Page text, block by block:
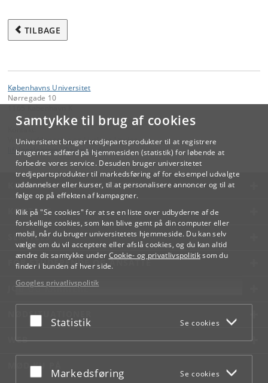
Samtykke til brug af cookies
Universitetet bruger tredjepartsprodukter til at registrere
brugernes adfærd på hjemmesiden (statistik) for løbende at
forbedre vores service. Desuden bruger universitetet
tredjepartsprodukter til markedsføring af for eksempel udvalgte
uddannelser eller kurser, til at personalisere annoncer og til at
følge op på effekten af kampagner.
Klik på "Se cookies" for at se en liste over udbyderne af de
forskellige cookies, som kan blive gemt på din computer eller
mobil, når du bruger universitetets hjemmeside. Du kan selv
vælge om du vil acceptere eller afslå cookies, og du kan altid
ændre dit samtykke under Cookie- og privatlivspolitiksom du
finder i bunden af hver side.
Googles privatlivspolitik
Acceptér eller afslå
Statistik Se cookies
Acceptér eller afslå
Markedsføring Se cookies
TILBAGE
Københavns Universitet
Nørregade 10
Videreuddannelse og Livslang Læring
lifelonglearning@adm.ku.dk
KØBENHAVNS UNIVERSITET
KONTAKT
SERVICES
FOR STUDERENDE OG ANSATTE
JOB OG KARRIERE
NØDSITUATIONER
WEB
MØD KU PÅ